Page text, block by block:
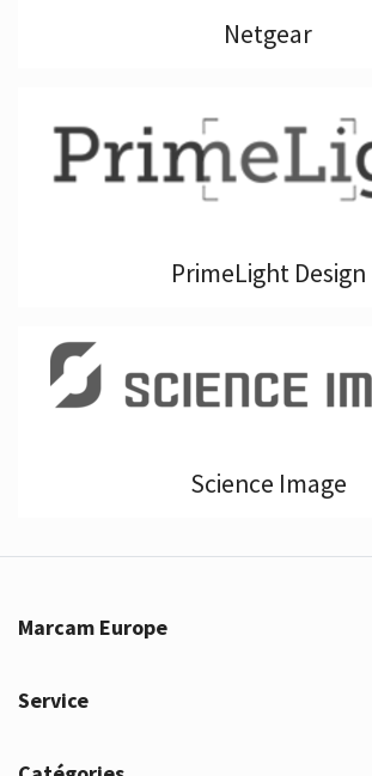
Netgear
PrimeLight Design
Science Image
Marcam Europe
Service